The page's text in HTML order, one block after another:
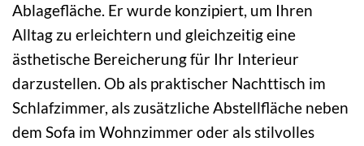
Ablagefläche. Er wurde konzipiert, um Ihren
Alltag zu erleichtern und gleichzeitig eine
ästhetische Bereicherung für Ihr Interieur
darzustellen. Ob als praktischer Nachttisch im
Schlafzimmer, als zusätzliche Abstellfläche neben
dem Sofa im Wohnzimmer oder als stilvolles